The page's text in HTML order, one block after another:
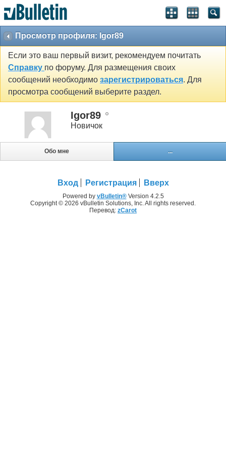
Просмотр профиля: Igor89
Если это ваш первый визит, рекомендуем почитать
Справку по форуму. Для размещения своих
сообщений необходимо зарегистрироваться. Для
просмотра сообщений выберите раздел.
Igor89
Новичок
Обо мне ...
Вход Регистрация Вверх
Powered by vBulletin®Version 4.2.5
Copyright © 2026 vBulletin Solutions, Inc. All rights reserved.
Перевод: zCarot